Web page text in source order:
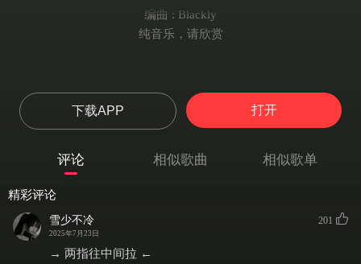
编曲 : Blackly
纯音乐，请欣赏
下载APP 打开
评论 相似歌曲 相似歌单
精彩评论
雪少不冷
2025年7月23日
201
→ 两指往中间拉 ←